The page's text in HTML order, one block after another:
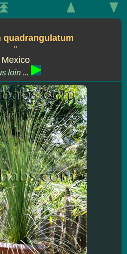
quadrangulatum
''
Mexico
loin ...